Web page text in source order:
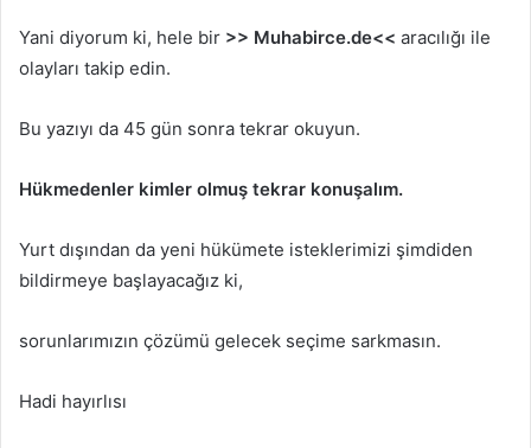
Yani diyorum ki, hele bir >> Muhabirce.de<< aracılığı ile
olayları takip edin.
Bu yazıyı da 45 gün sonra tekrar okuyun.
Hükmedenler kimler olmuş tekrar konuşalım.
Yurt dışından da yeni hükümete isteklerimizi şimdiden
bildirmeye başlayacağız ki,
sorunlarımızın çözümü gelecek seçime sarkmasın.
Hadi hayırlısı